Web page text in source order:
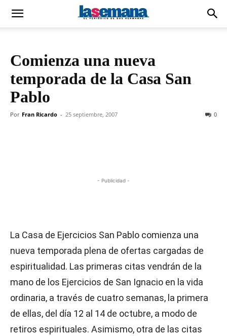
Comienza una nueva
temporada de la Casa San
Pablo
Por Fran Ricardo - 25 septiembre, 2007 0
- Publicidad -
La Casa de Ejercicios San Pablo comienza una
nueva temporada plena de ofertas cargadas de
espiritualidad. Las primeras citas vendrán de la
mano de los Ejercicios de San Ignacio en la vida
ordinaria, a través de cuatro semanas, la primera
de ellas, del día 12 al 14 de octubre, a modo de
retiros espirituales. Asimismo, otra de las citas